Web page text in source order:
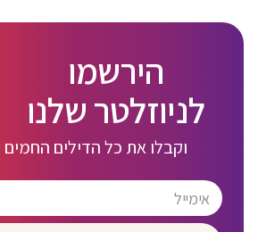
הירשמו
לניוזלטר שלנו
וקבלו את כל הדילים החמים